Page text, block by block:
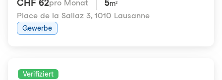
CHF 62pro Monat 5m²
Place de la Sallaz 3, 1010 Lausanne
Gewerbe
Verifiziert